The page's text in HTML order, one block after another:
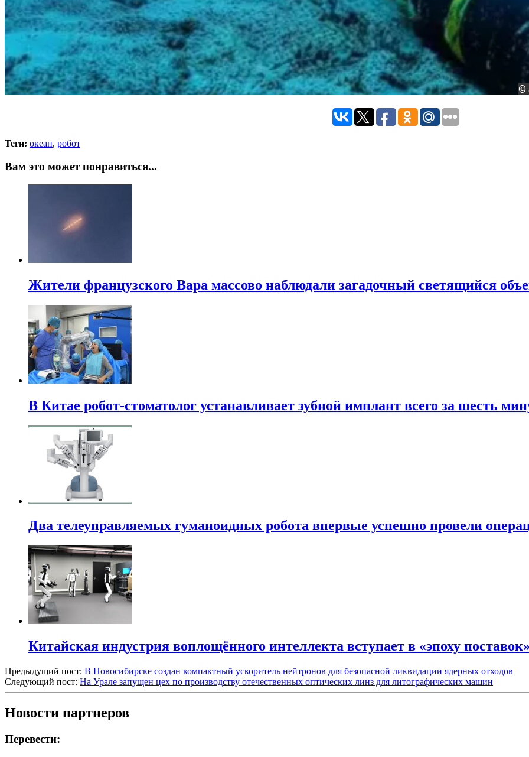
Теги: океан, робот
Вам это может понравиться...
Жители французского Вара массово наблюдали загадочный светящийся
В Китае робот-стоматолог устанавливает зубной имплант всего за шесть
Два телеуправляемых гуманоидных робота впервые успешно провели
Китайская индустрия воплощённого интеллекта вступает в «эпоху поставок»
Предыдущий пост: В Новосибирске создан компактный ускоритель нейтронов для безопасной ликвидации ядерных отходов
Следующий пост: На Урале запущен цех по производству отечественных оптических линз для литографических машин
Новости партнеров
Перевести: